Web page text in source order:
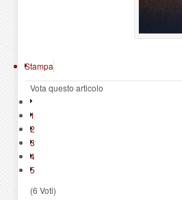
Stampa
Vota questo articolo
1
2
3
4
5
(6 Voti)